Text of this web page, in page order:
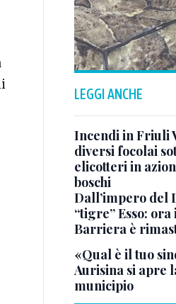
LEGGI ANCHE
Incendi in Friuli
diversi focolai
elicotteri in
boschi
Dall’impero del
“tigre” Esso:
Barriera è
«Qual è il tuo
Aurisina si apre
municipio